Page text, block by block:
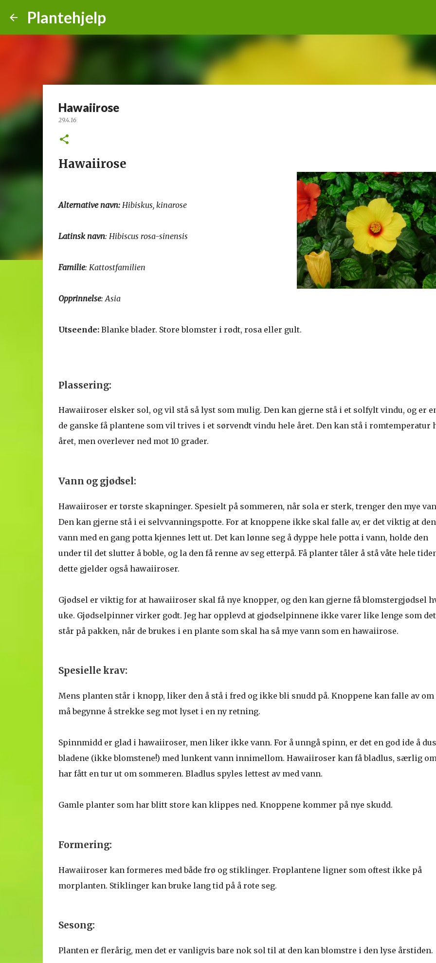
Plantehjelp
Hawaiirose
29.4.16
Hawaiirose
Alternative navn:Hibiskus, kinarose
Latinsk navn: Hibiscus rosa-sinensis
Familie: Kattostfamilien
Opprinnelse: Asia
Utseende:Blanke blader. Store blomster i rødt, rosa eller gult.
Plassering:
Hawaiiroser elsker sol, og vil stå så lyst som mulig. Den kan gjerne stå i et solfylt vindu, og er
de ganske få plantene som vil trives i et sørvendt vindu hele året. Den kan stå i romtemperatur
året, men overlever ned mot 10 grader.
Vann og gjødsel:
Hawaiiroser er tørste skapninger. Spesielt på sommeren, når sola er sterk, trenger den mye
Den kan gjerne stå i ei selvvanningspotte. For at knoppene ikke skal falle av, er det viktig at
vann med en gang potta kjennes lett ut. Det kan lønne seg å dyppe hele potta i vann, holde den
under til det slutter å boble, og la den få renne av seg etterpå. Få planter tåler å stå våte hele
dette gjelder også hawaiiroser.
Gjødsel er viktig for at hawaiiroser skal få nye knopper, og den kan gjerne få blomstergjødsel
uke. Gjødselpinner virker godt. Jeg har opplevd at gjødselpinnene ikke varer like lenge som det
står på pakken, når de brukes i en plante som skal ha så mye vann som en hawaiirose.
Spesielle krav:
Mens planten står i knopp, liker den å stå i fred og ikke bli snudd på. Knoppene kan falle av om
må begynne å strekke seg mot lyset i en ny retning.
Spinnmidd er glad i hawaiiroser, men liker ikke vann. For å unngå spinn, er det en god ide å
bladene (ikke blomstene!) med lunkent vann innimellom. Hawaiiroser kan få bladlus, særlig
har fått en tur ut om sommeren. Bladlus spyles lettest av med vann.
Gamle planter som har blitt store kan klippes ned. Knoppene kommer på nye skudd.
Formering:
Hawaiiroser kan formeres med både frø og stiklinger. Frøplantene ligner som oftest ikke på
morplanten. Stiklinger kan bruke lang tid på å rote seg.
Sesong:
Planten er flerårig, men det er vanligvis bare nok sol til at den kan blomstre i den lyse årstiden.